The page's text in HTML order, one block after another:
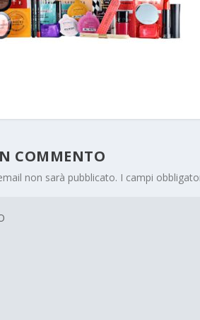
COMMENTO
non sarà pubblicato. I campi